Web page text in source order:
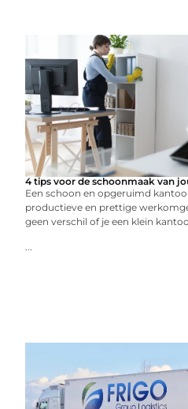
4 tips voor de schoonmaak van
Een schoon en opgeruimd
productieve en prettige
geen verschil of je een klein
...